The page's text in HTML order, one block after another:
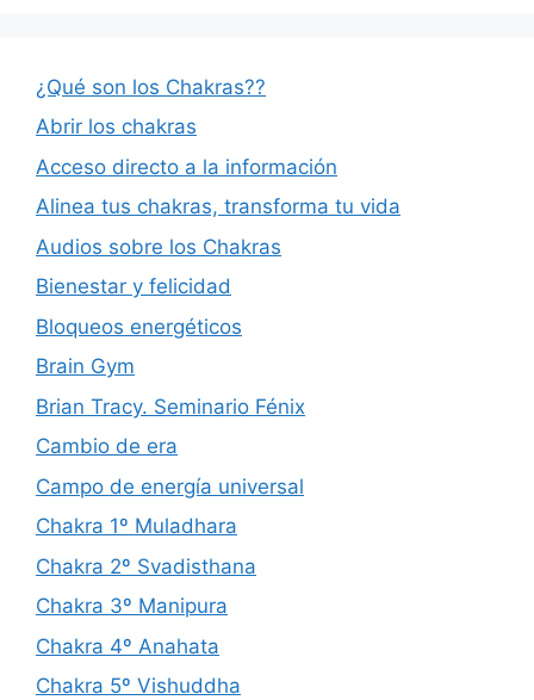
¿Qué son los Chakras??
Abrir los chakras
Acceso directo a la información
Alinea tus chakras, transforma tu vida
Audios sobre los Chakras
Bienestar y felicidad
Bloqueos energéticos
Brain Gym
Brian Tracy. Seminario Fénix
Cambio de era
Campo de energía universal
Chakra 1º Muladhara
Chakra 2º Svadisthana
Chakra 3º Manipura
Chakra 4º Anahata
Chakra 5º Vishuddha